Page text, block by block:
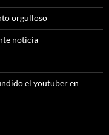
orgulloso
noticia
el youtuber en